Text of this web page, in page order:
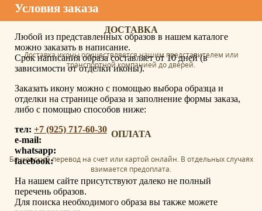
ДОСТАВКА
Доставка иконы осуществляется нашим представителем или
транспортной компанией до дверей.
ОПЛАТА
Банковский перевод на счет или картой онлайн. В отдельных случаях
взимается предоплата.
Условия заказа
Любой из представленных образов в нашем каталоге
можно заказать в написание.
Срок написания образа составляет от 10 дней (в
зависимости от отделки иконы).
Заказать икону можно с помощью выбора образца и
отделки на странице образа и заполнение формы заказа,
либо с помощью способов ниже:
тел: +7 (925) 717-60-30
e-mail:
whatsapp:
facebook:
На нашем сайте присутствуют далеко не полный
перечень образов.
Для поиска необходимого образа вы также можете